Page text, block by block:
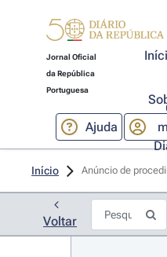
Jornal Oficial
da República
Portuguesa
Ajuda
Início Anúncio de
Voltar